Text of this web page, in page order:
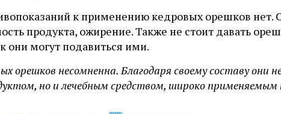
к применению кедровых орешков нет.
продукта, ожирение. Также не стоит давать
они могут подавиться ими.
орешков несомненна. Благодаря своему составу они
но и лечебным средством, широко применяемым